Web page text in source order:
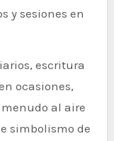
y sesiones en
escritura
ocasiones,
al aire
simbolismo de